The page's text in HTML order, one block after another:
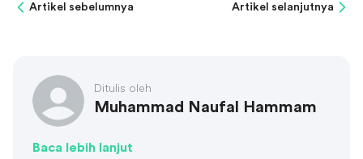
Artikel sebelumnya Artikel selanjutnya
Ditulis oleh
Muhammad Naufal Hammam
Baca lebih lanjut